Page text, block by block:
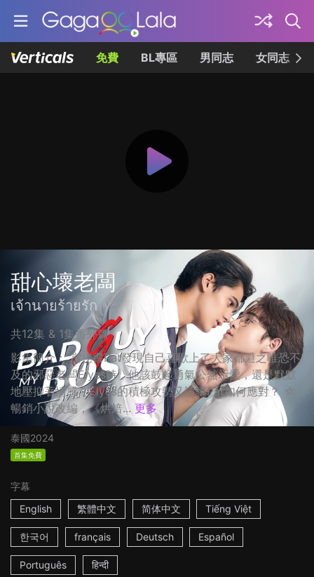
免費 BL專區 男同志 女同志
甜心壞老闆
เจ้านายร้ายรัก
共12集 & 1集番外篇
影集簡介： 當秘書Pat發現自己喜歡上了大家都避之唯恐不
及的邪惡老闆Elyes時，他該鼓起勇氣公然示愛，還是默默
地壓抑著情感？Elyes的積極攻勢又該讓Pat如何應對？ ☆
暢銷小說改編，《烘焙... 更多
泰國2024
首集免費
字幕
English
繁體中文 简体中文 Tiếng Việt
한국어 français Deutsch Español
Português हिन्दी